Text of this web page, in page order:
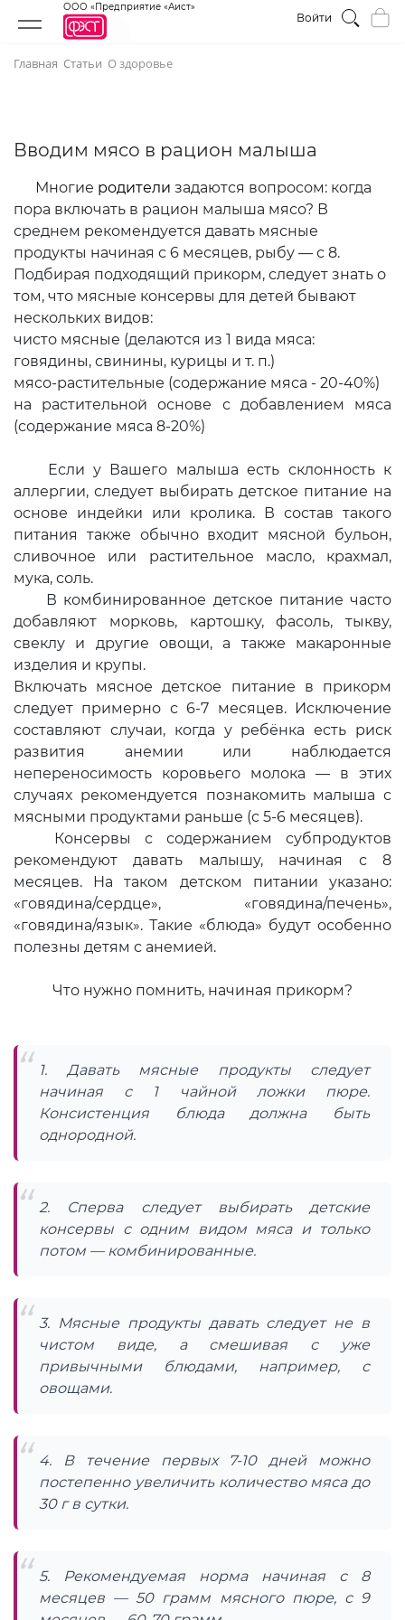
ООО «Предприятие «Аист»
Войти
Главная Статьи О здоровье
Вводим мясо в рацион малыша
Многие родители задаются вопросом: когда
пора включать в рацион малыша мясо? В
среднем рекомендуется давать мясные
продукты начиная с 6 месяцев, рыбу — с 8.
Подбирая подходящий прикорм, следует знать о
том, что мясные консервы для детей бывают
нескольких видов:
чисто мясные (делаются из 1 вида мяса:
говядины, свинины, курицы и т. п.)
мясо-растительные (содержание мяса - 20-40%)
на растительной основе с добавлением мяса
(содержание мяса 8-20%)
Если у Вашего малыша есть склонность к
аллергии, следует выбирать детское питание на
основе индейки или кролика. В состав такого
питания также обычно входит мясной бульон,
сливочное или растительное масло, крахмал,
мука, соль.
В комбинированное детское питание часто
добавляют морковь, картошку, фасоль, тыкву,
свеклу и другие овощи, а также макаронные
изделия и крупы.
Включать мясное детское питание в прикорм
следует примерно с 6-7 месяцев. Исключение
составляют случаи, когда у ребёнка есть риск
развития анемии или наблюдается
непереносимость коровьего молока — в этих
случаях рекомендуется познакомить малыша с
мясными продуктами раньше (с 5-6 месяцев).
Консервы с содержанием субпродуктов
рекомендуют давать малышу, начиная с 8
месяцев. На таком детском питании указано:
«говядина/сердце», «говядина/печень»,
«говядина/язык». Такие «блюда» будут особенно
полезны детям с анемией.
Что нужно помнить, начиная прикорм?
1. Давать мясные продукты следует
начиная с 1 чайной ложки пюре.
Консистенция блюда должна быть
однородной.
2. Сперва следует выбирать детские
консервы с одним видом мяса и только
потом — комбинированные.
3. Мясные продукты давать следует не в
чистом виде, а смешивая с уже
привычными блюдами, например, с
овощами.
4. В течение первых 7-10 дней можно
постепенно увеличить количество мяса до
30 г в сутки.
5. Рекомендуемая норма начиная с 8
месяцев — 50 грамм мясного пюре, с 9